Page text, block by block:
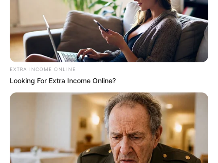
EXTRA INCOME ONLINE
Looking For Extra Income Online?